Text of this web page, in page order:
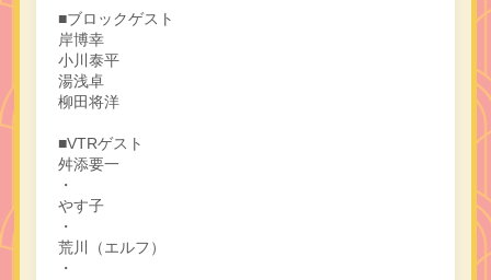
■ブロックゲスト
岸博幸
小川泰平
湯浅卓
柳田将洋
■VTRゲスト
舛添要一
・
やす子
・
荒川（エルフ）
・